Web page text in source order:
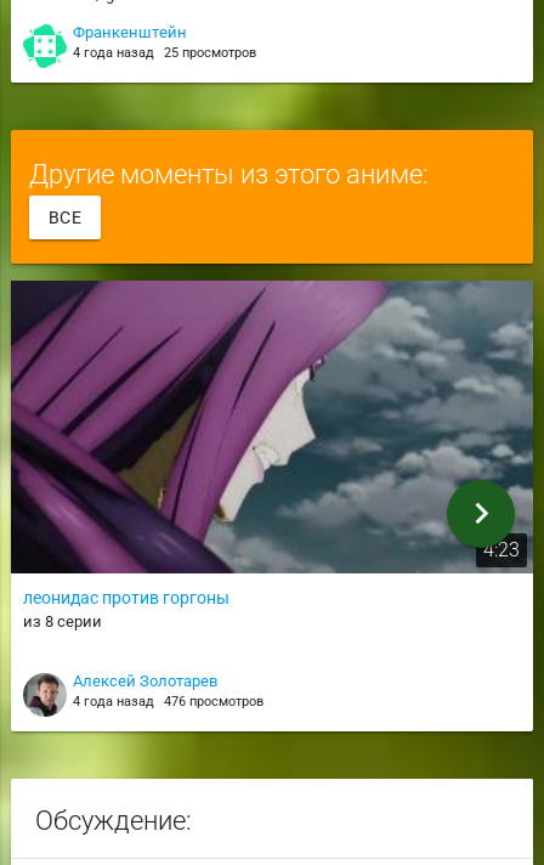
Франкенштейн
4 года назад 25 просмотров
Другие моменты из этого аниме:
ВСЕ
4:23
леонидас против горгоны
из 8 серии
Алексей Золотарев
4 года назад 476 просмотров
chevron_right
Обсуждение: